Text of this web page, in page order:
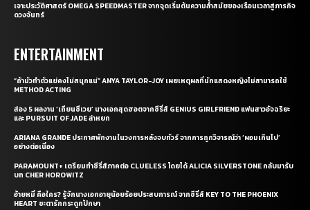
เจาะประวัติศาสตร์ OMEGA SPEEDMASTER จากจุดเริ่มต้นความล้ำสมัยของเรือนเวลาสู่ภารกิจ
ดวงจันทร์
ENTERTAINMENT
“ถ้ามัวทำตัวแย่คงไม่สนุกแน่” ANYA TAYLOR-JOY เผยเหตุผลที่นักแสดงหญิงไม่สามารถใช้
METHOD ACTING
ส่อง 5 ผลงาน ‘เถียนซีเวย’ นางเอกสุดฮอตจากซีรี่ส์ GENIUS GIRLFRIEND แฟนสาวอัจฉริยะ
และ PURSUIT OF JADE ล่าหยก
ARIANA GRANDE ประกาศพักงานในวงการหลังจบทัวร์ จากการถูกวิจารณ์ว่า ‘ผอมเกินไป’
อย่างต่อเนื่อง
PARAMOUNT+ เตรียมทำซีรี่ส์ภาคต่อ CLUELESS โดยได้ ALICIA SILVERSTONE กลับมารับ
บท CHER HOROWITZ
อ้ายหมี่ คือใคร? รู้จักนางเอกอายุน้อยร้อยประสบการณ์ จากซีรี่ส์ KEY TO THE PHOENIX
HEART ชะตารักกระดูกปักษา